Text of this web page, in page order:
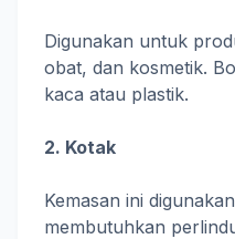
Digunakan untuk
obat, dan kosmetik.
kaca atau plastik.
2. Kotak
Kemasan ini
membutuhkan